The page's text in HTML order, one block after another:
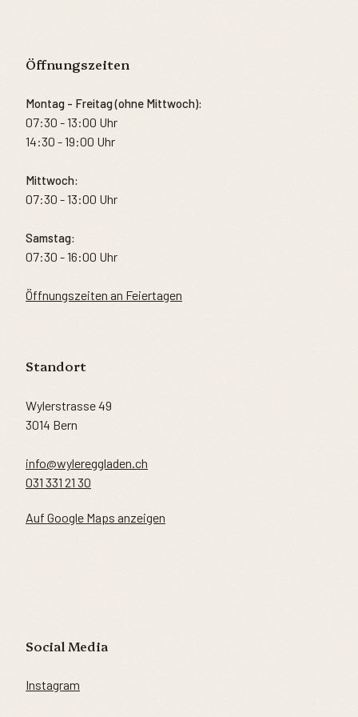
Öffnungszeiten
Montag - Freitag (ohne Mittwoch):
07:30 - 13:00 Uhr
14:30 - 19:00 Uhr
Mittwoch:
07:30 - 13:00 Uhr
Samstag:
07:30 - 16:00 Uhr
Öffnungszeiten an Feiertagen
Standort
Wylerstrasse 49
3014 Bern
info@wylereggladen.ch
031 331 21 30
Auf Google Maps anzeigen
Social Media
Instagram